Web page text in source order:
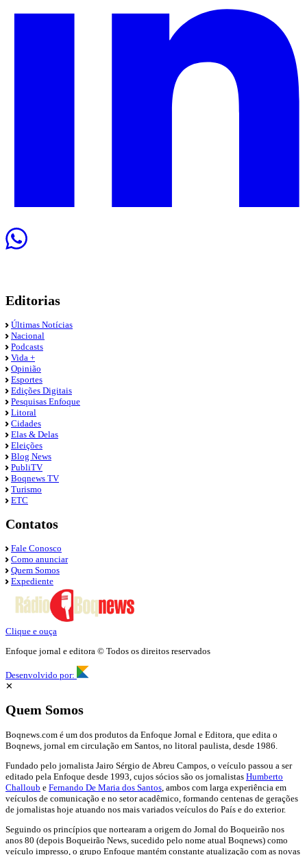
Editorias
Últimas Notícias
Nacional
Podcasts
Vida +
Opinião
Esportes
Edições Digitais
Pesquisas Enfoque
Litoral
Cidades
Elas & Delas
Eleições
Blog News
PubliTV
Boqnews TV
Turismo
ETC
Contatos
Fale Conosco
Como anunciar
Quem Somos
Expediente
Clique e ouça
Enfoque jornal e editora © Todos os direitos reservados
Desenvolvido por:
✕
Quem Somos
Boqnews.com é um dos produtos da Enfoque Jornal e Editora, que edita o
Boqnews, jornal em circulação em Santos, no litoral paulista, desde 1986.
Fundado pelo jornalista Jairo Sérgio de Abreu Campos, o veículo passou a ser
editado pela Enfoque desde 1993, cujos sócios são os jornalistas Humberto
Challoub e Fernando De Maria dos Santos , ambos com larga experiência em
veículos de comunicação e no setor acadêmico, formando centenas de gerações
de jornalistas hoje atuando nos mais variados veículos do País e do exterior.
Seguindo os princípios que nortearam a origem do Jornal do Boqueirão nos
anos 80 (depois Boqueirão News, sucedido pelo nome atual Boqnews) como
veículo impresso, o grupo Enfoque mantém constante atualização com as novas